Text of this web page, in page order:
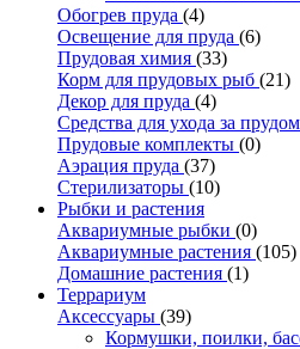
Обогрев пруда (4)
Освещение для пруда (6)
Прудовая химия (33)
Корм для прудовых рыб (21)
Декор для пруда (4)
Средства для ухода за прудом
Прудовые комплекты (0)
Аэрация пруда (37)
Стерилизаторы (10)
Рыбки и растения
Аквариумные рыбки (0)
Аквариумные растения (105)
Домашние растения (1)
Террариум
Аксессуары (39)
Кормушки, поилки,